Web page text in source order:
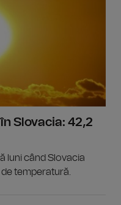
Slovacia: 42,2
luni când Slovacia
temperatură.